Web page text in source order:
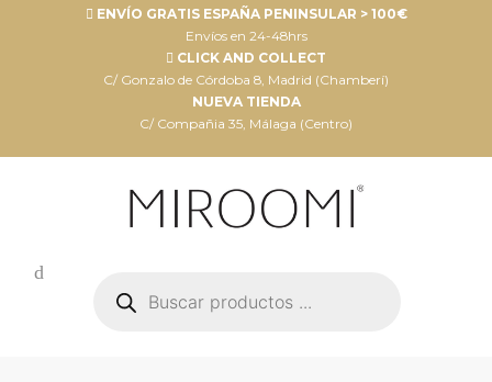
ENVÍO GRATIS ESPAÑA PENINSULAR > 100€
Envíos en 24-48hrs
CLICK AND COLLECT
C/ Gonzalo de Córdoba 8, Madrid (Chamberí)
NUEVA TIENDA
C/ Compañia 35, Málaga (Centro)
productos